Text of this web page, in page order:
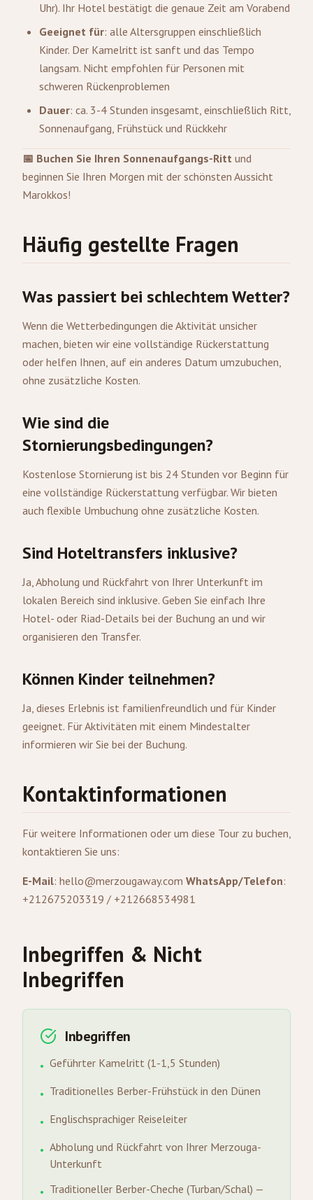
Uhr). Ihr Hotel bestätigt die genaue Zeit am Vorabend
Geeignet für: alle Altersgruppen einschließlich
Kinder. Der Kamelritt ist sanft und das Tempo
langsam. Nicht empfohlen für Personen mit
schweren Rückenproblemen
Dauer: ca. 3-4 Stunden insgesamt, einschließlich Ritt,
Sonnenaufgang, Frühstück und Rückkehr
📅 Buchen Sie Ihren Sonnenaufgangs-Ritt und
beginnen Sie Ihren Morgen mit der schönsten Aussicht
Marokkos!
Häufig gestellte Fragen
Was passiert bei schlechtem Wetter?
Wenn die Wetterbedingungen die Aktivität unsicher
machen, bieten wir eine vollständige Rückerstattung
oder helfen Ihnen, auf ein anderes Datum umzubuchen,
ohne zusätzliche Kosten.
Wie sind die
Stornierungsbedingungen?
Kostenlose Stornierung ist bis 24 Stunden vor Beginn für
eine vollständige Rückerstattung verfügbar. Wir bieten
auch flexible Umbuchung ohne zusätzliche Kosten.
Sind Hoteltransfers inklusive?
Ja, Abholung und Rückfahrt von Ihrer Unterkunft im
lokalen Bereich sind inklusive. Geben Sie einfach Ihre
Hotel- oder Riad-Details bei der Buchung an und wir
organisieren den Transfer.
Können Kinder teilnehmen?
Ja, dieses Erlebnis ist familienfreundlich und für Kinder
geeignet. Für Aktivitäten mit einem Mindestalter
informieren wir Sie bei der Buchung.
Kontaktinformationen
Für weitere Informationen oder um diese Tour zu buchen,
kontaktieren Sie uns:
E-Mail: hello@merzougaway.com WhatsApp/Telefon:
+212675203319 / +212668534981
Inbegriffen & Nicht
Inbegriffen
Inbegriffen
• Geführter Kamelritt (1-1,5 Stunden)
• Traditionelles Berber-Frühstück in den Dünen
• Englischsprachiger Reiseleiter
• Abholung und Rückfahrt von Ihrer Merzouga-
Unterkunft
• Traditioneller Berber-Cheche (Turban/Schal) —